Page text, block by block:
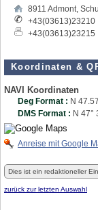
8911 Admont,
+43(03613)23210
+43(03613)23215
Koordinaten &
NAVI Koordinaten
Deg Format : N
DMS Format : N 47°
Anreise mit Google
Dies ist ein redaktioneller
zurück zur letzten Auswahl